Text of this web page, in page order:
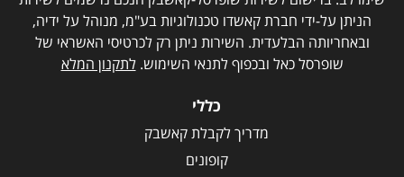
הניתן על-ידי חברת קאשדו טכנולוגיות בע"מ, מנוהל על ידיה,
ובאחריותה הבלעדית. השירות ניתן רק לכרטיסי האשראי של
שופרסל כאל ובכפוף לתנאי השימוש.לתקנון המלא
כללי
מדריך לקבלת קאשבק
קופונים